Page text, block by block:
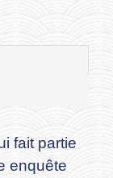
fait partie
enquête